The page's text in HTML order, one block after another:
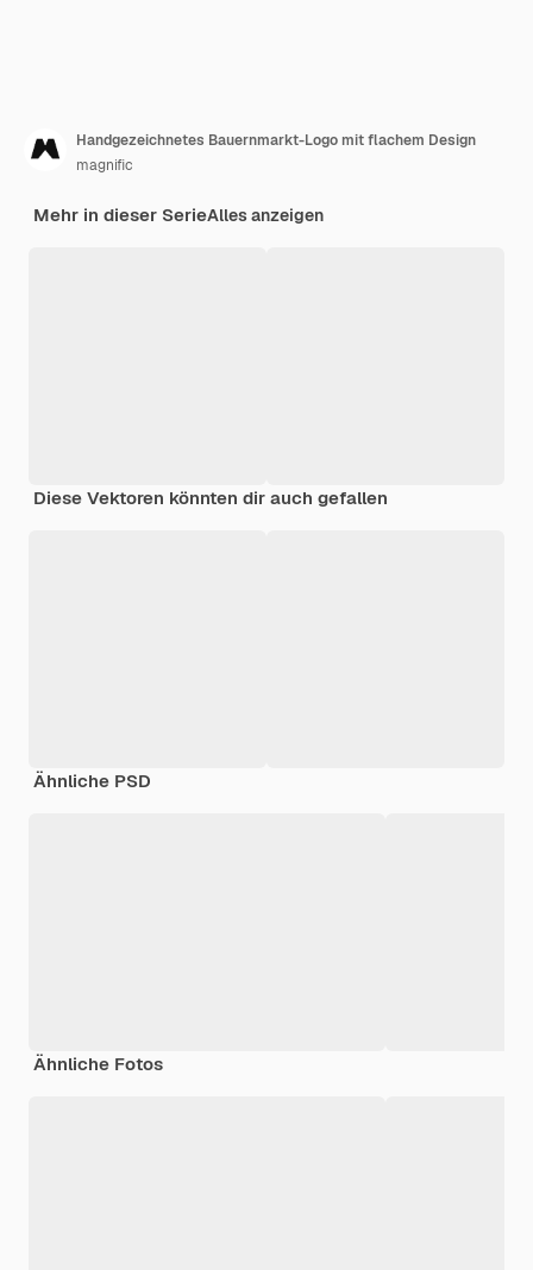
Handgezeichnetes Bauernmarkt-Logo mit flachem Design
magnific
Mehr in dieser SerieAlles anzeigen
Diese Vektoren könnten dir auch gefallen
Ähnliche PSD
Ähnliche Fotos